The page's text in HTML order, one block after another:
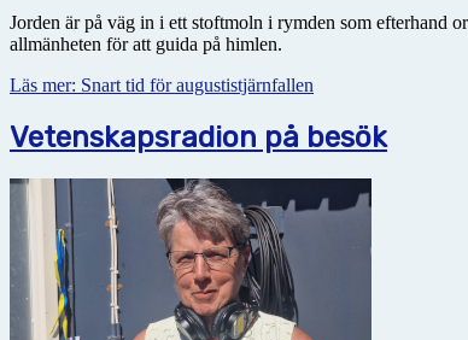
Jorden är på väg in i ett stoftmoln i rymden som efterhand
allmänheten för att guida på himlen.
Läs mer: Snart tid för augustistjärnfallen
Vetenskapsradion på besök